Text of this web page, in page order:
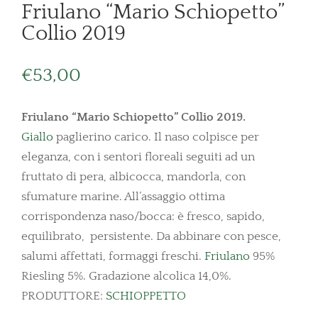
Friulano “Mario Schiopetto”
Collio 2019
€53,00
Friulano “Mario Schiopetto” Collio 2019.
Giallo paglierino carico. Il naso colpisce per
eleganza, con i sentori floreali seguiti ad un
fruttato di pera, albicocca, mandorla, con
sfumature marine. All’assaggio ottima
corrispondenza naso/bocca: è fresco, sapido,
equilibrato, persistente. Da abbinare con pesce,
salumi affettati, formaggi freschi. Friulano 95%
Riesling 5%. Gradazione alcolica 14,0%.
PRODUTTORE: SCHIOPPETTO